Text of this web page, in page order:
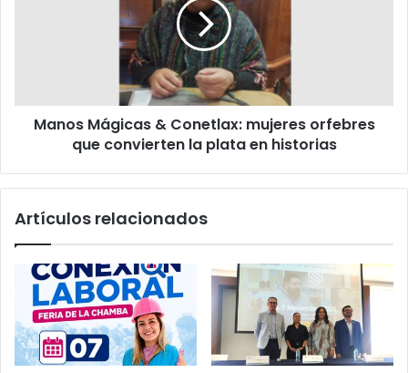
la
plataManos Mágicas & Conetlax: mujeres orfebres
que convierten la plata en historias
Artículos relacionados